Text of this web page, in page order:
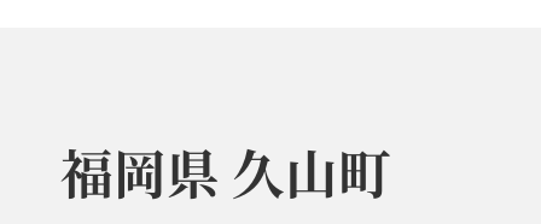
福岡県 久山町